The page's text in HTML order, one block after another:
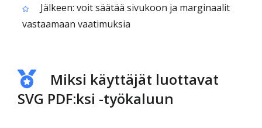
Jälkeen: voit säätää sivukoon ja marginaalit
vastaamaan vaatimuksia
Miksi käyttäjät luottavat
SVG PDF:ksi -työkaluun